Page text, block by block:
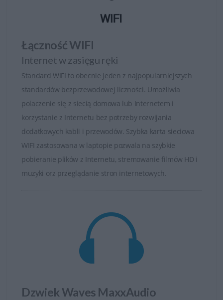
Łączność WIFI
Internet w zasięgu ręki
Standard WIFI to obecnie jeden z najpopularniejszych
standardów bezprzewodowej liczności. Umożliwia
polaczenie się z siecią domowa lub Internetem i
korzystanie z Internetu bez potrzeby rozwijania
dodatkowych kabli i przewodów. Szybka karta sieciowa
WIFI zastosowana w laptopie pozwala na szybkie
pobieranie plików z Internetu, stremowanie filmów HD i
muzyki orz przeglądanie stron internetowych.
Dzwiek Waves MaxxAudio